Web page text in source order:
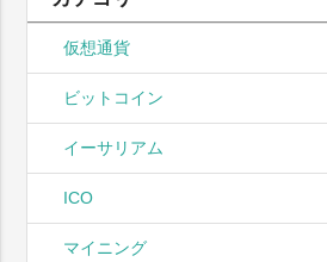
仮想通貨
ビットコイン
イーサリアム
ICO
マイニング